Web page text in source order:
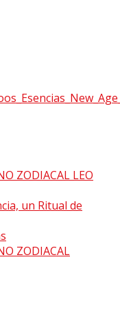
ZODIACAL LEO
un Ritual de
ZODIACAL